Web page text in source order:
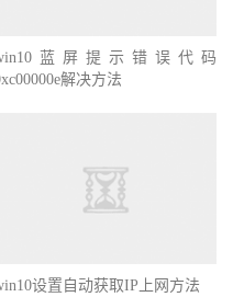
蓝屏提示错误代码
解决方法
设置自动获取IP上网方法